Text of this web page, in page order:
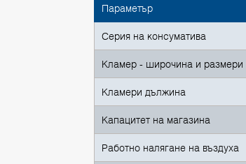
Параметър
Серия на консуматива
Кламер - широчина и размери
Кламери дължина
Капацитет на магазина
Работно налягане на въздуха